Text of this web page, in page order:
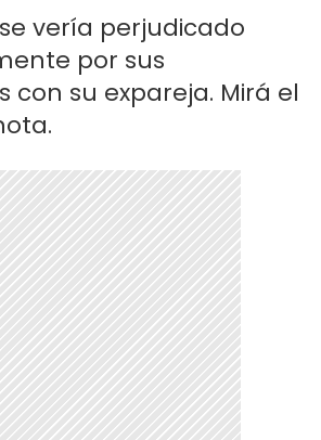
vería perjudicado
por sus
con su expareja. Mirá el